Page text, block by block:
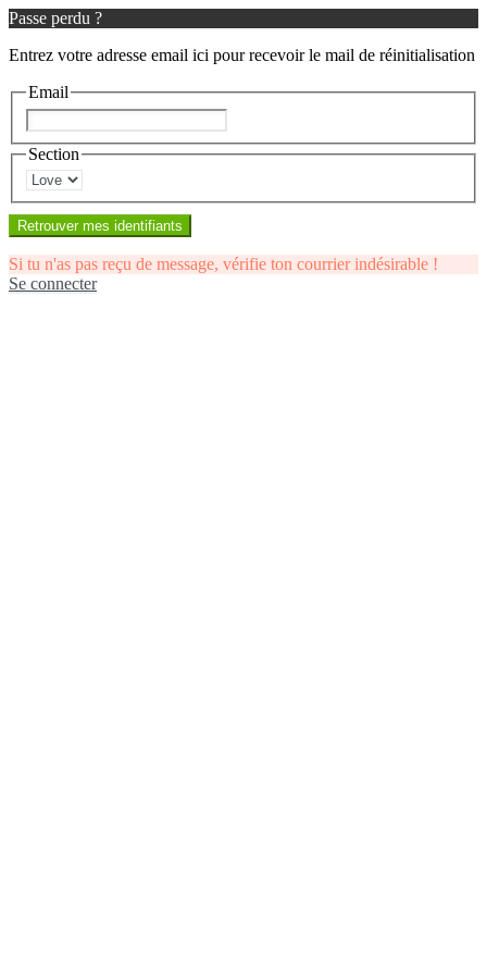
Passe perdu ?
Entrez votre adresse email ici pour recevoir le mail de réinitialisation
Email
Section
Retrouver mes identifiants
Si tu n'as pas reçu de message, vérifie ton courrier indésirable !
Se connecter